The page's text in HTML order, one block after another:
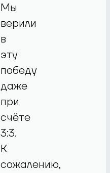
Мы
верили
в
эту
победу
даже
при
счёте
3:3.
К
сожалению,